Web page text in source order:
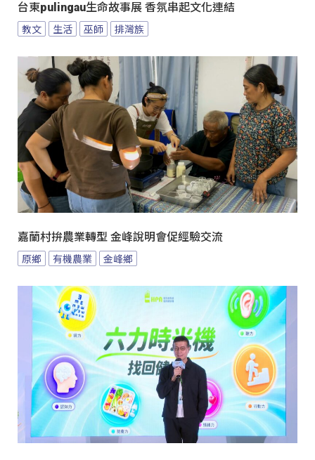
台東pulingau生命故事展 香氛串起文化連結
教文 生活 巫師 排灣族
嘉蘭村拚農業轉型 金峰說明會促經驗交流
原鄉 有機農業 金峰鄉